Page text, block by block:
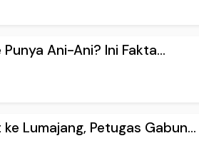
Ani-Ani? Ini Fakta...
Lumajang, Petugas Gabun...